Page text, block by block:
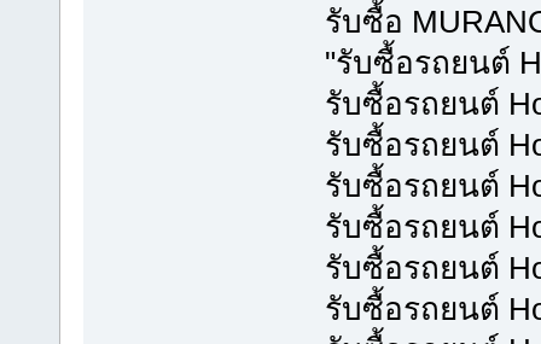
รับซื้อ
"รับซื้อรถยนต์
รับซื้อรถยนต์
รับซื้อรถยนต์
รับซื้อรถยนต์
รับซื้อรถยนต์
รับซื้อรถยนต์
รับซื้อรถยนต์